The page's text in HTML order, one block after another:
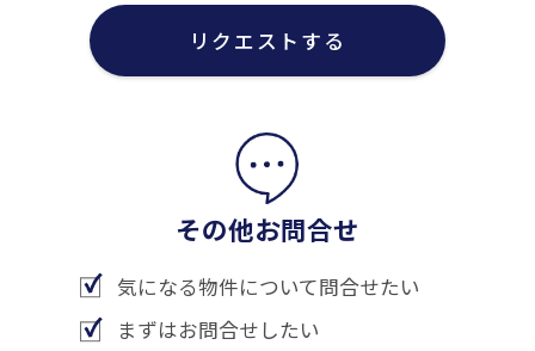
リクエストする
その他お問合せ
気になる物件について問合せたい
まずはお問合せしたい